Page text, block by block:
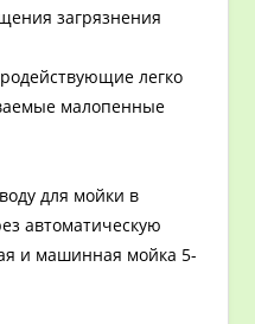
загрязнения
легко
малопенные
для мойки в
автоматическую
и машинная мойка 5-